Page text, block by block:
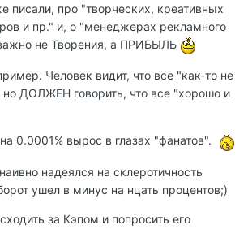
писали, про "творческих, креативных
и пр." и, о "менеджерах рекламного
не Творения, а ПРИБЫЛЬ
Человек видит, что все "как-то не
но ДОЛЖЕН говорить, что все "хорошо и
0.0001% вырос в глазах "фанатов".
надеялся на склеротичность
ушел в минус на нцать процентов;)
за Кэпом и попросить его